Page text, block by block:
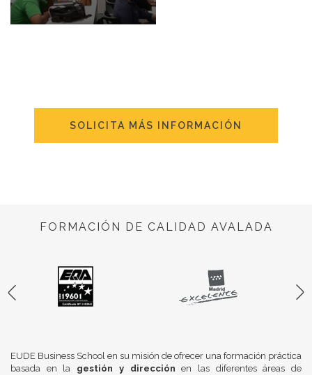
SOLICITA MÁS INFORMACIÓN
FORMACIÓN DE CALIDAD AVALADA
EUDE Business School en su misión de ofrecer una formación práctica
basada en la gestión y dirección en las diferentes áreas de